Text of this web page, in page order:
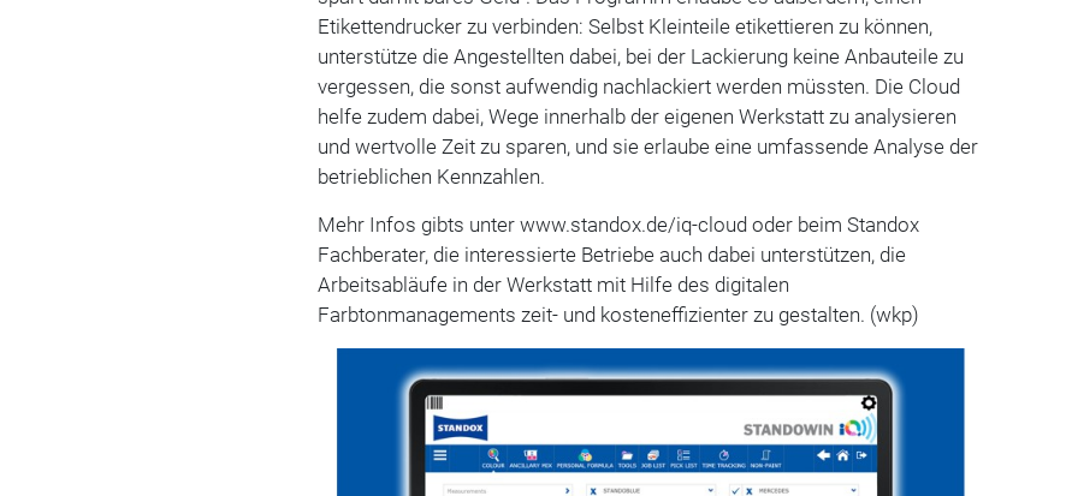
Etikettendrucker zu verbinden: Selbst Kleinteile etikettieren zu können,
unterstütze die Angestellten dabei, bei der Lackierung keine Anbauteile zu
vergessen, die sonst aufwendig nachlackiert werden müssten. Die Cloud
helfe zudem dabei, Wege innerhalb der eigenen Werkstatt zu analysieren
und wertvolle Zeit zu sparen, und sie erlaube eine umfassende Analyse der
betrieblichen Kennzahlen.
Mehr Infos gibts unter www.standox.de/iq-cloud oder beim Standox
Fachberater, die interessierte Betriebe auch dabei unterstützen, die
Arbeitsabläufe in der Werkstatt mit Hilfe des digitalen
Farbtonmanagements zeit- und kosteneffizienter zu gestalten. (wkp)